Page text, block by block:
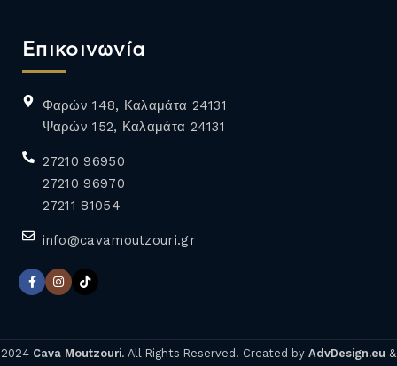
Επικοινωνία
Φαρών 148, Καλαμάτα 24131
Ψαρών 152, Καλαμάτα 24131
27210 96950
27210 96970
27211 81054
info@cavamoutzouri.gr
2024 Cava Moutzouri. All Rights Reserved. Created by AdvDesign.eu &